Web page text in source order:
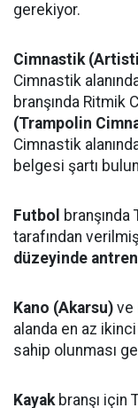
gerekiyor.
Cimnastik
Cimnastik
branşında Ritmik
(Trampolin
Cimnastik
belgesi şartı
Futbol
tarafından
düzeyinde
Kano (Akarsu) ve
alanda en az
sahip olunması
Kayakbranşı için